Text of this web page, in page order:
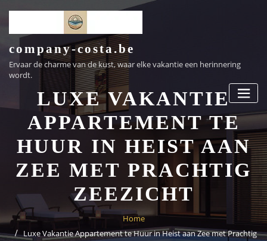
inhoud
company-costa.be
Ervaar de charme van de kust, waar elke vakantie een herinnering
wordt.
LUXE VAKANTIE
APPARTEMENT TE
HUUR IN HEIST AAN
ZEE MET PRACHTIG
ZEEZICHT
Home
Luxe Vakantie Appartement te Huur in Heist aan Zee met Prachtig